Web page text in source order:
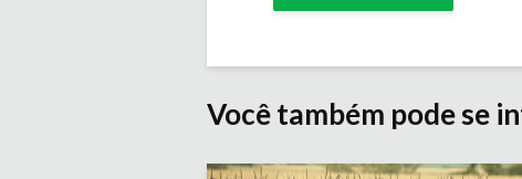
Você também pode se